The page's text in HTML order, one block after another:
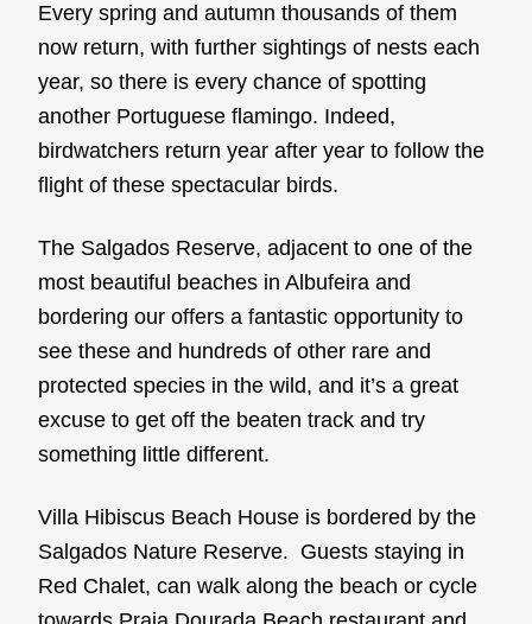
Every spring and autumn thousands of them
now return, with further sightings of nests each
year, so there is every chance of spotting
another Portuguese flamingo. Indeed,
birdwatchers return year after year to follow the
flight of these spectacular birds.
The Salgados Reserve, adjacent to one of the
most beautiful beaches in Albufeira and
bordering our offers a fantastic opportunity to
see these and hundreds of other rare and
protected species in the wild, and it’s a great
excuse to get off the beaten track and try
something little different.
Villa Hibiscus Beach House is bordered by the
Salgados Nature Reserve. Guests staying in
Red Chalet, can walk along the beach or cycle